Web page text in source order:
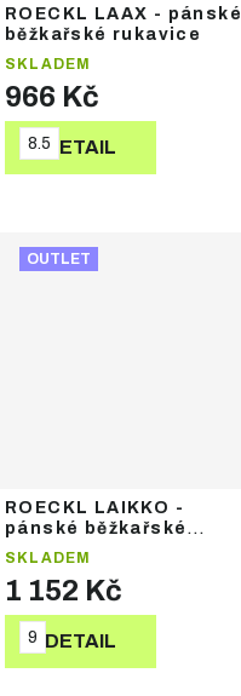
ROECKL LAAX - pánské
běžkařské rukavice
SKLADEM
966 Kč
DETAIL
8.5
OUTLET
ROECKL LAIKKO -
pánské běžkařské
rukavice
SKLADEM
1 152 Kč
DETAIL
9